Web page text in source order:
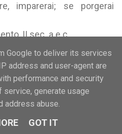
imparerai; se porgerai
II sec. a.e.c.
donne sono le parole: il
Allende - vedi "Citazioni
Google to deliver its services
address and user-agent are
performance and security
generate usage
address abuse.
GOT IT